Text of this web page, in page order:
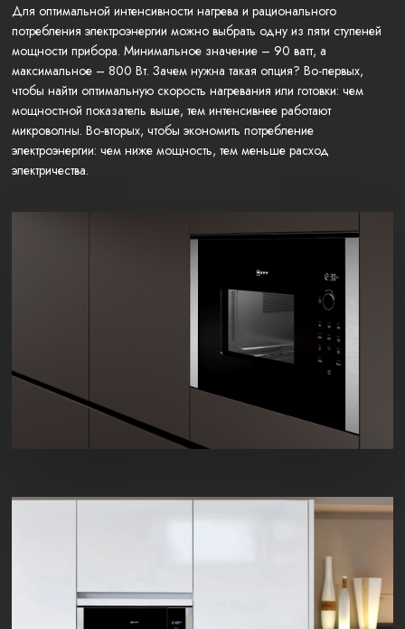
Для оптимальной интенсивности нагрева и рационального
потребления электроэнергии можно выбрать одну из пяти ступеней
мощности прибора. Минимальное значение – 90 ватт, а
максимальное – 800 Вт. Зачем нужна такая опция? Во-первых,
чтобы найти оптимальную скорость нагревания или готовки: чем
мощностной показатель выше, тем интенсивнее работают
микроволны. Во-вторых, чтобы экономить потребление
электроэнергии: чем ниже мощность, тем меньше расход
электричества.